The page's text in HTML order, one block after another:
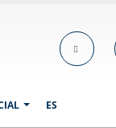
ES